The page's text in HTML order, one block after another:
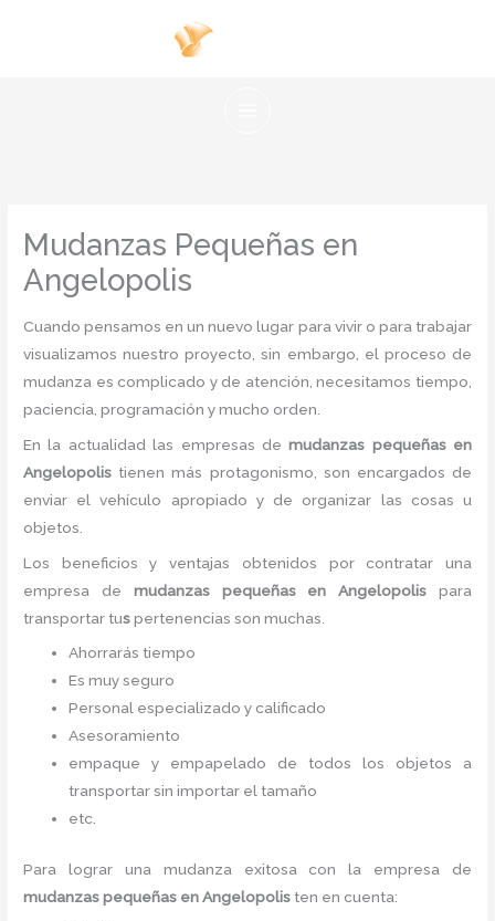
Mudanzas Pequeñas en
Angelopolis
Cuando pensamos en un nuevo lugar para vivir o para trabajar
visualizamos nuestro proyecto, sin embargo, el proceso de
mudanza es complicado y de atención, necesitamos tiempo,
paciencia, programación y mucho orden.
En la actualidad las empresas demudanzas pequeñas en
Angelopolis tienen más protagonismo, son encargados de
enviar el vehículo apropiado y de organizar las cosas u
objetos.
Los beneficios y ventajas obtenidos por contratar una
empresa de mudanzas pequeñasen Angelopolis para
transportar tuspertenencias son muchas.
Ahorrarás tiempo
Es muy seguro
Personal especializado y calificado
Asesoramiento
empaque y empapelado de todos los objetos a
transportar sin importar el tamaño
etc.
Para lograr una mudanza exitosa con la empresa de
mudanzas pequeñas en Angelopolis ten en cuenta: